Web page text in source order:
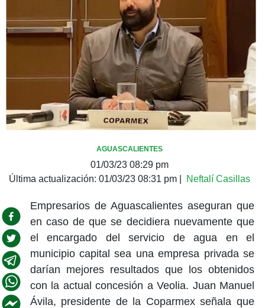
AGUASCALIENTES
01/03/23 08:29 pm
Última actualización: 01/03/23 08:31 pm Neftalí Casillas
Empresarios de Aguascalientes aseguran que
en caso de que se decidiera nuevamente que
el encargado del servicio de agua en el
municipio capital sea una empresa privada se
darían mejores resultados que los obtenidos
con la actual concesión a Veolia. Juan Manuel
Ávila, presidente de la Coparmex señala que